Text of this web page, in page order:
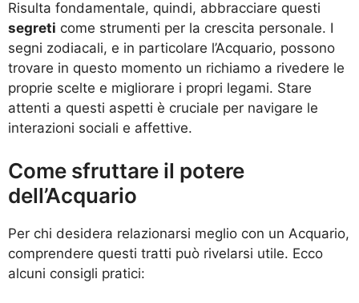
Risulta fondamentale, quindi, abbracciare questi
segreti come strumenti per la crescita personale. I
segni zodiacali, e in particolare l’Acquario, possono
trovare in questo momento un richiamo a rivedere le
proprie scelte e migliorare i propri legami. Stare
attenti a questi aspetti è cruciale per navigare le
interazioni sociali e affettive.
Come sfruttare il potere
dell’Acquario
Per chi desidera relazionarsi meglio con un Acquario,
comprendere questi tratti può rivelarsi utile. Ecco
alcuni consigli pratici: